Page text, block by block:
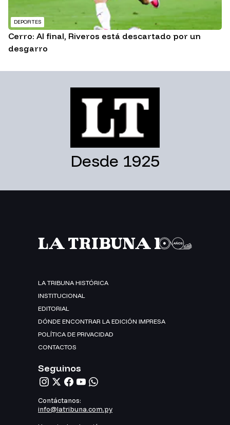
DEPORTES
Cerro: Al final, Riveros está descartado por un
desgarro
Desde 1925
LA TRIBUNA HISTÓRICA
INSTITUCIONAL
EDITORIAL
DÓNDE ENCONTRAR LA EDICIÓN IMPRESA
POLÍTICA DE PRIVACIDAD
CONTACTOS
Seguinos
Contáctanos:
info@latribuna.com.py